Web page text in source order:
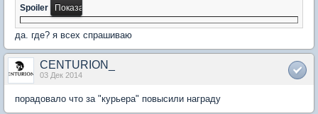
Spoiler
да. где? я всех спрашиваю
СENTURION_
03 Дек 2014
порадовало что за "курьера" повысили награду